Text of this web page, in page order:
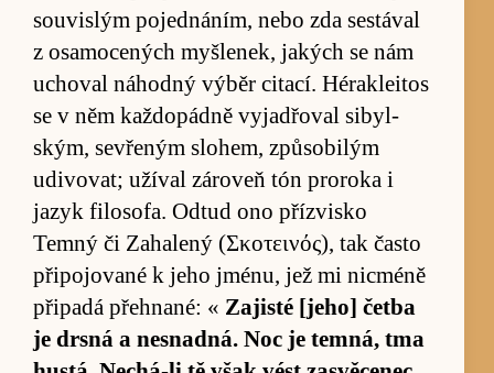
sou­vis­lým po­jednáním, nebo zda se­stával
z osa­mo­cených myš­lenek, ja­kých se nám
uchoval ná­hodný vý­běr ci­ta­cí. Héra­klei­tos
se v něm kaž­do­pádně vy­ja­d­řoval si­byl­
ským, sevřeným slo­hem, způ­so­bi­lým
udivovat; užíval zá­roveň tón pro­roka i
jazyk fi­lo­sofa. Od­tud ono příz­visko
Temný či Za­halený (Σκοτεινός), tak často
při­po­jované k jeho jménu, jež mi nicméně
při­padá pře­hnané: « Za­jisté [je­ho] četba
je drsná a ne­snadná. Noc je tem­ná, tma